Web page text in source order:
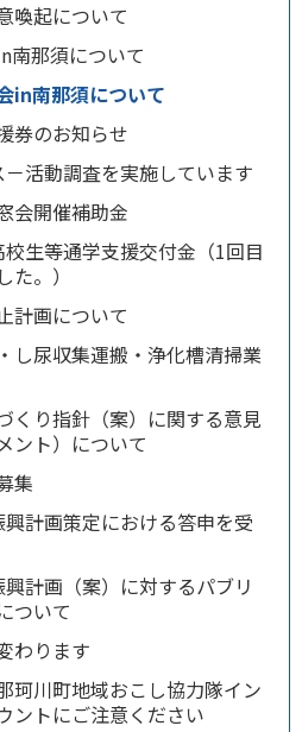
喚起について
南那須について
in南那須について
券のお知らせ
活動調査を実施しています
会開催補助金
生等通学支援交付金（1回目
。）
計画について
し尿収集運搬・浄化槽清掃業
くり指針（案）に関する意見
ント）について
集
計画策定における答申を受
計画（案）に対するパブリ
ついて
わります
珂川町地域おこし協力隊イン
ントにご注意ください